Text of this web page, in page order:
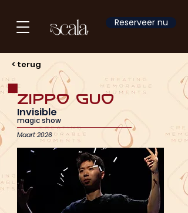
Reserveer nu
< terug
Zippo Guo
Invisible
magic show
Maart 2026